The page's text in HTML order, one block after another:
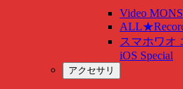
Video
スマホワオ
iOS Special
アクセサリ